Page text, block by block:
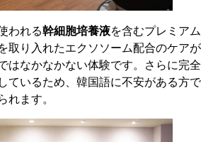
われる幹細胞培養液を含むプレミアム
取り入れたエクソソーム配合のケアが
はなかなかない体験です。さらに完全
ているため、韓国語に不安がある方で
れます。